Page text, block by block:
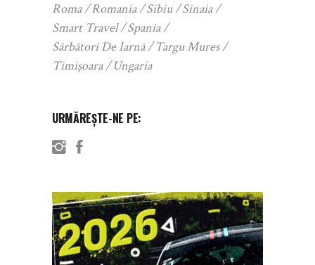
Roma
Romania Sibiu
Sinaia
Smart Travel
Spania
Sărbători De Iarnă
Targu Mures
Timișoara
Ungaria
URMĂREȘTE-NE PE: